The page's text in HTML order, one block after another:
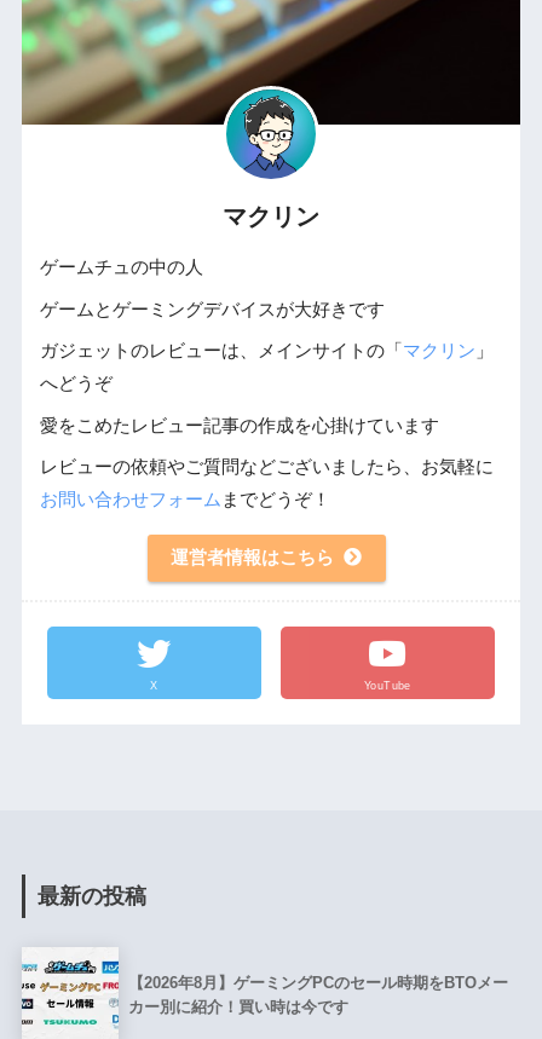
マクリン
ゲームチュの中の人
ゲームとゲーミングデバイスが大好きです
ガジェットのレビューは、メインサイトの「 マクリン 」
へどうぞ
愛をこめたレビュー記事の作成を心掛けています
レビューの依頼やご質問などございましたら、お気軽に
お問い合わせフォーム までどうぞ！
運営者情報はこちら
X YouTube
最新の投稿
【2026年8月】ゲーミングPCのセール時期をBTOメー
カー別に紹介！買い時は今です